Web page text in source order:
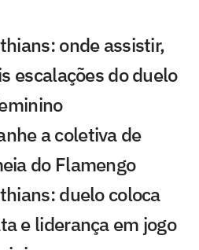
onde assistir,
escalações do duelo
a coletiva de
do Flamengo
duelo coloca
e liderança em jogo